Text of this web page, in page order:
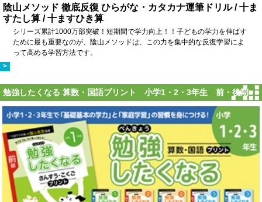
陰山メソッド 徹底反復 ひらがな・カタカナ運筆ドリル / 十ま
すたし算 / 十ますひき算
シリーズ累計1000万部突破！短期間で学力向上！！子どもの学力を伸ばす
ために最も重要なのが、陰山メソッドは、この力を集中的な反復学習によ
って高める学習方法です。
>
勉強したくなる 算数・国語プリント 小学1・2・3年生 前・後期